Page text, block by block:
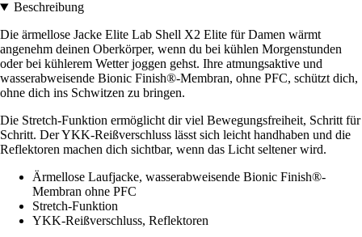
Beschreibung
Die ärmellose Jacke Elite Lab Shell X2 Elite für Damen wärmt
angenehm deinen Oberkörper, wenn du bei kühlen Morgenstunden
oder bei kühlerem Wetter joggen gehst. Ihre atmungsaktive und
wasserabweisende Bionic Finish®-Membran, ohne PFC, schützt dich,
ohne dich ins Schwitzen zu bringen.
Die Stretch-Funktion ermöglicht dir viel Bewegungsfreiheit, Schritt für
Schritt. Der YKK-Reißverschluss lässt sich leicht handhaben und die
Reflektoren machen dich sichtbar, wenn das Licht seltener wird.
Ärmellose Laufjacke, wasserabweisende Bionic Finish®-
Membran ohne PFC
Stretch-Funktion
YKK-Reißverschluss, Reflektoren